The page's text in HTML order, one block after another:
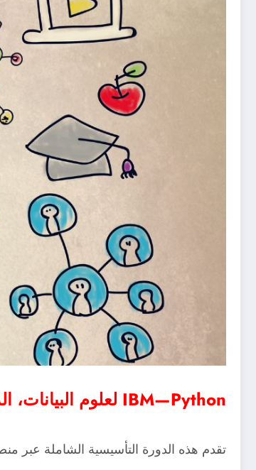
IBM—Python لعلوم البيانات، الذكاء الاصطناعي والتطوير
تقدم هذه الدورة التأسيسية الشاملة عبر